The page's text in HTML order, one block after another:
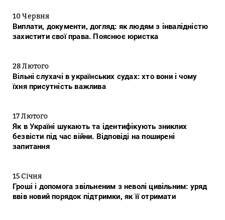
10 Червня
Виплати, документи, догляд: як людям з інвалідністю
захистити свої права. Пояснює юристка
28 Лютого
Вільні слухачі в українських судах: хто вони і чому
їхня присутність важлива
17 Лютого
Як в Україні шукають та ідентифікують зниклих
безвісти під час війни. Відповіді на поширені
запитання
15 Січня
Гроші і допомога звільненим з неволі цивільним: уряд
ввів новий порядок підтримки, як її отримати